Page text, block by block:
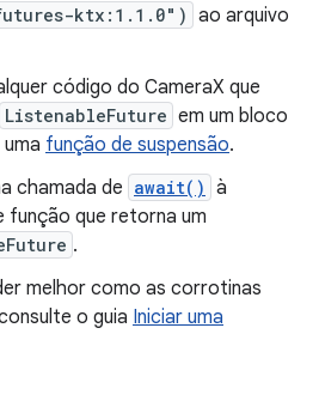
ktx:1.1.0") ao arquivo
código do CameraX que
ListenableFuture em um bloco
função de suspensão.
chamada de await() à
função que retorna um
.
melhor como as corrotinas
o guia Iniciar uma